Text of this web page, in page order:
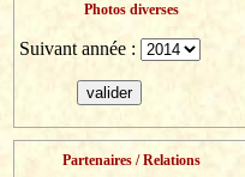
Photos diverses
Suivant année :
Partenaires / Relations